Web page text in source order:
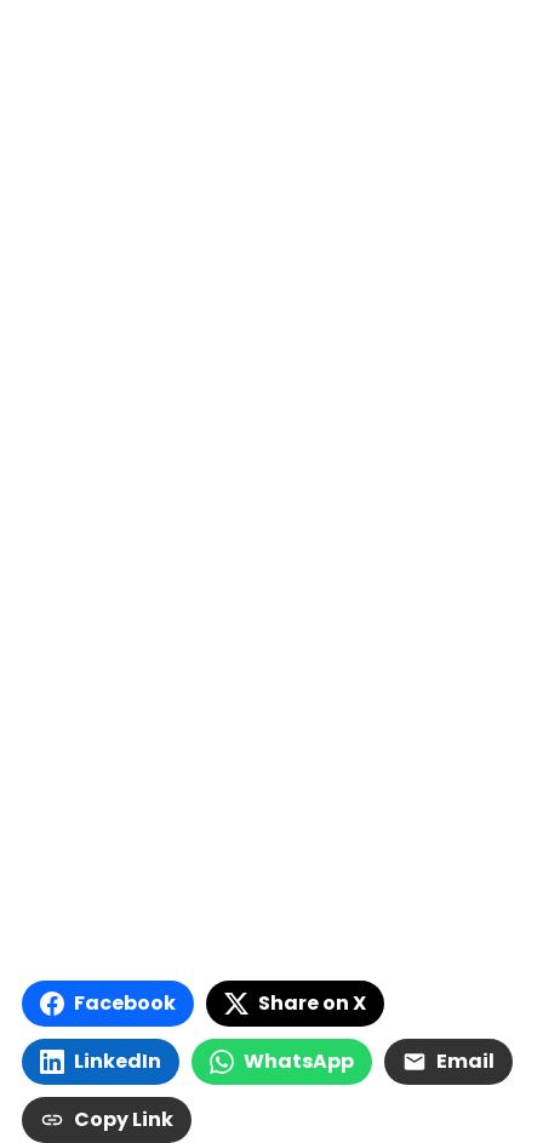
Facebook Share on X
LinkedIn WhatsApp Email
Copy Link